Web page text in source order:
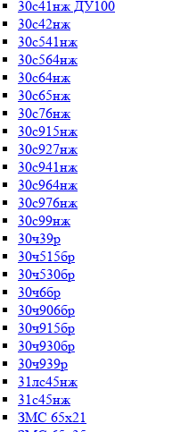
30с41нж ДУ100
30с42нж
30с541нж
30с564нж
30с64нж
30с65нж
30с76нж
30с915нж
30с927нж
30с941нж
30с964нж
30с976нж
30с99нж
30ч39р
30ч515бр
30ч530бр
30ч6бр
30ч906бр
30ч915бр
30ч930бр
30ч939р
31лс45нж
31с45нж
ЗМС 65х21